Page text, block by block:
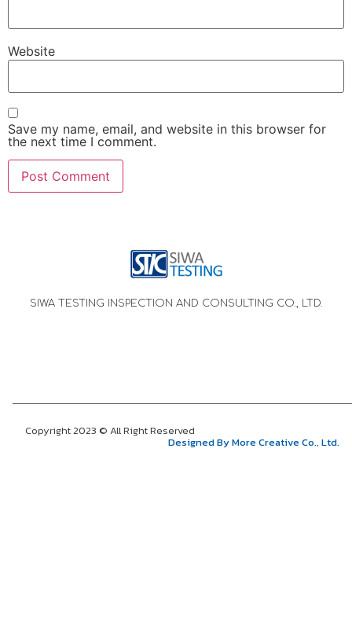
Website
Save my name, email, and website in this browser for
the next time I comment.
SIWA TESTING INSPECTION AND CONSULTING CO., LTD.
Copyright 2023 © All Right Reserved
Designed By More Creative Co., Ltd.